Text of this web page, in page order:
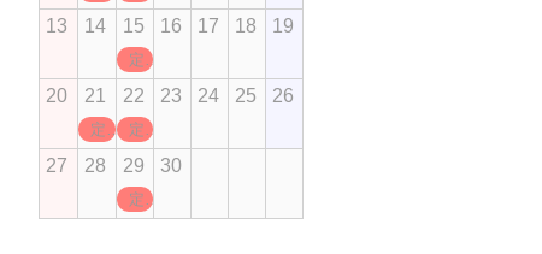
13 14 15
定休日
16 17 18 19
20 21
定休日
22
定休日
23 24 25 26
27 28 29
定休日
30